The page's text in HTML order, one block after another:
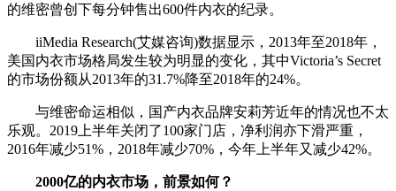
的维密曾创下每分钟售出600件内衣的纪录。
iiMedia Research(艾媒咨询)数据显示，2013年至2018年，
美国内衣市场格局发生较为明显的变化，其中Victoria’s Secret
的市场份额从2013年的31.7%降至2018年的24%。
与维密命运相似，国产内衣品牌安莉芳近年的情况也不太
乐观。2019上半年关闭了100家门店，净利润亦下滑严重，
2016年减少51%，2018年减少70%，今年上半年又减少42%。
2000亿的内衣市场，前景如何？